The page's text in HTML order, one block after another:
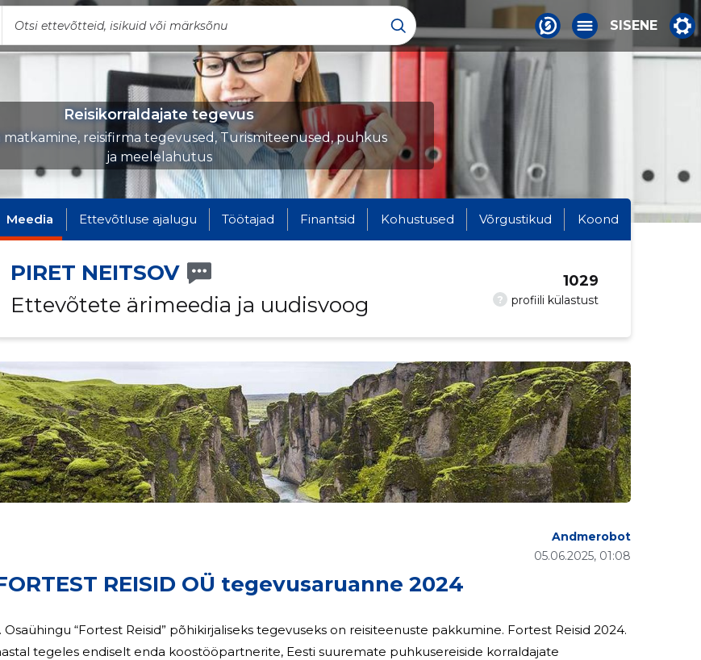
SISENE
Reisikorraldajate tegevus
matkamine, reisifirma tegevused, Turismiteenused, puhkus
ja meelelahutus
Meedia Ettevõtluse ajalugu Töötajad Finantsid Kohustused Võrgustikud Koond
PIRET NEITSOV
Ettevõtete ärimeedia ja uudisvoog
? profiili külastust
1029
REISID OÜ tegevusaruanne 2024
05.06.2025, 01:08
Andmerobot
Osaühingu “Fortest Reisid” põhikirjaliseks tegevuseks on reisiteenuste pakkumine. Fortest Reisid 2024.
tegeles endiselt enda koostööpartnerite, Eesti suuremate puhkusereiside korraldajate